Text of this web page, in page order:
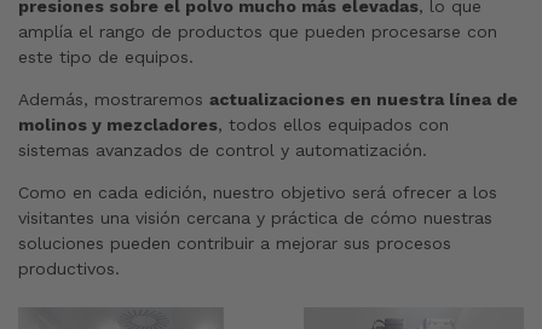
presiones sobre el polvo mucho más elevadas, lo que
amplía el rango de productos que pueden procesarse con
este tipo de equipos.
Además, mostraremos actualizaciones en nuestra línea de
molinos y mezcladores, todos ellos equipados con
sistemas avanzados de control y automatización.
Como en cada edición, nuestro objetivo será ofrecer a los
visitantes una visión cercana y práctica de cómo nuestras
soluciones pueden contribuir a mejorar sus procesos
productivos.